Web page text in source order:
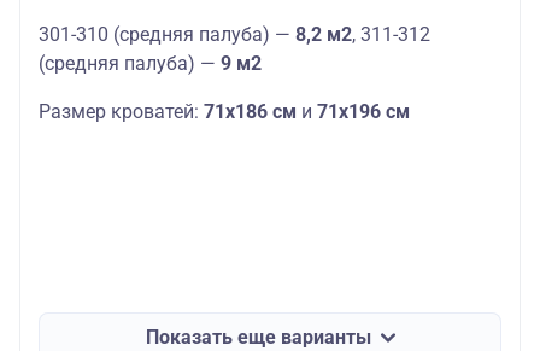
301-310 (средняя палуба) — 8,2 м2, 311-312
(средняя палуба) — 9 м2
Размер кроватей: 71х186 см и 71х196 см
Показать еще варианты